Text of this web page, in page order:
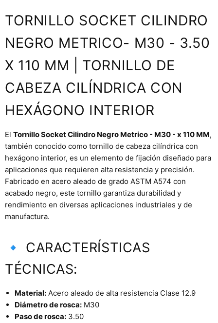
TORNILLO SOCKET CILINDRO
NEGRO METRICO- M30 - 3.50
X 110 MM | TORNILLO DE
CABEZA CILÍNDRICA CON
HEXÁGONO INTERIOR
El Tornillo Socket Cilindro Negro Metrico - M30 - x 110 MM,
también conocido como tornillo de cabeza cilíndrica con
hexágono interior, es un elemento de fijación diseñado para
aplicaciones que requieren alta resistencia y precisión.
Fabricado en acero aleado de grado ASTM A574 con
acabado negro, este tornillo garantiza durabilidad y
rendimiento en diversas aplicaciones industriales y de
manufactura.
🔹 CARACTERÍSTICAS
TÉCNICAS:
Material: Acero aleado de alta resistencia Clase 12.9
Diámetro de rosca: M30
Paso de rosca: 3.50